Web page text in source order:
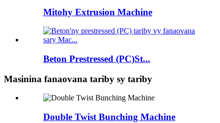
Mitohy Extrusion Machine
Beton Prestressed (PC)St...
Masinina fanaovana tariby sy tariby
Double Twist Bunching Machine